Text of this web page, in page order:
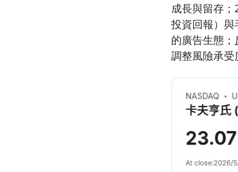
成長與留存
投資回報）
的廣告生態
調整風險承受